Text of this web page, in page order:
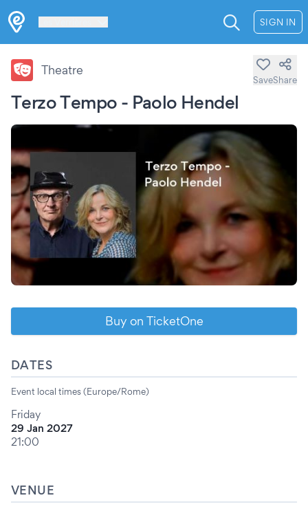
SIGN IN
Terzo Tempo - Paolo Hendel
Theatre
SaveShare
Buy on TicketOne
DATES
Event local times (Europe/Rome)
Friday
29 Jan 2027
21:00
VENUE